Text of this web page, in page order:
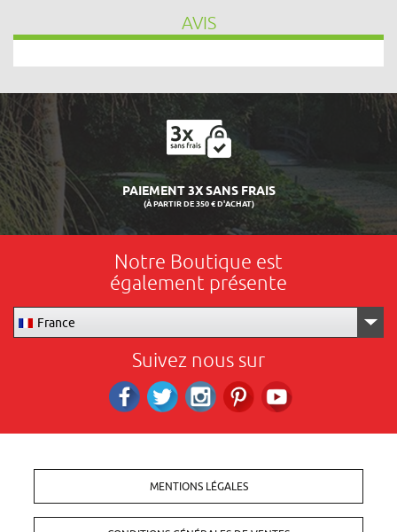
AVIS
LIVRAISON 24/48H
Notre Boutique est
également présente
France
Suivez nous sur
MENTIONS LÉGALES